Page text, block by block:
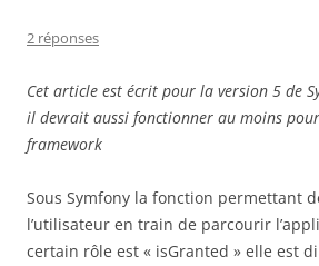
2 réponses
Cet article est écrit pour la version 5 de
il devrait aussi fonctionner au moins
framework
Sous Symfony la fonction permettant
l’utilisateur en train de parcourir
certain rôle est « isGranted » elle est